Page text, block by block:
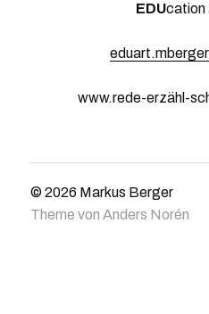
EDUcation
www.rede-erzähl-
© 2026 Markus Berger
Theme von Anders Norén